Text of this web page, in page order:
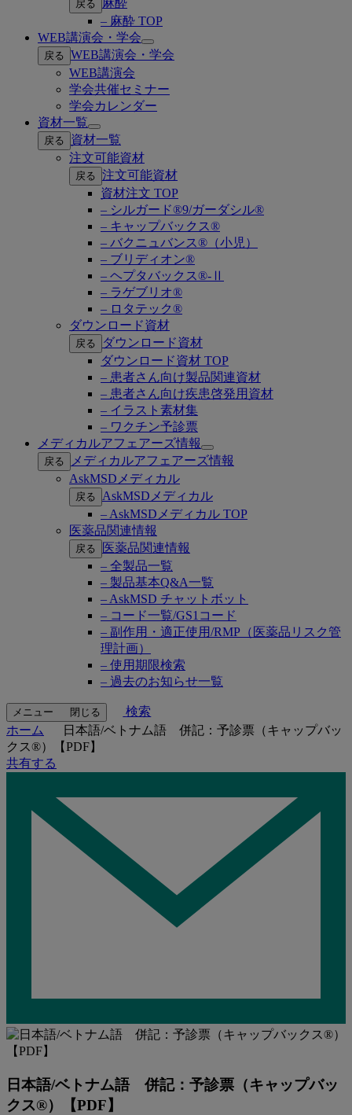
戻る
麻酔
– 麻酔 TOP
WEB講演会・学会
Open
submenu
戻る WEB講演会・学会
WEB講演会
学会共催セミナー
学会カレンダー
資材一覧
Open
submenu
戻る
資材一覧
注文可能資材
戻る 注文可能資材
資材注文 TOP
– シルガード®9/ガーダシル®
– キャップバックス®
– バクニュバンス®（小児）
– ブリディオン®
– ヘプタバックス®-Ⅱ
– ラゲブリオ®
– ロタテック®
ダウンロード資材
戻る
ダウンロード資材
ダウンロード資材 TOP
– 患者さん向け製品関連資材
– 患者さん向け疾患啓発用資材
– イラスト素材集
– ワクチン予診票
メディカルアフェアーズ情報
Open
submenu
戻る
メディカルアフェアーズ情報
AskMSDメディカル
戻る
AskMSDメディカル
– AskMSDメディカル TOP
医薬品関連情報
戻る
医薬品関連情報
– 全製品一覧
– 製品基本Q&A一覧
– AskMSD チャットボット
– コード一覧/GS1コード
– 副作用・適正使用/RMP（医薬品リスク管
理計画）
– 使用期限検索
– 過去のお知らせ一覧
メニュー 閉じる
検索
ホーム
日本語/ベトナム語 併記：予診票（キャップバッ
クス®）【PDF】
共有する
日本語/ベトナム語 併記：予診票（キャップバッ
クス®）【PDF】